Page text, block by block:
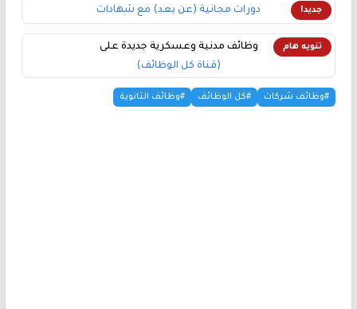
جديد! دورات مجانية (عن بعد) مع شهادات
تنويه هام
وظائف مدنية وعسكرية جديدة على
(قناة كل الوظائف)
#وظائف شركات #كل الوظائف #وظائف الثانوية